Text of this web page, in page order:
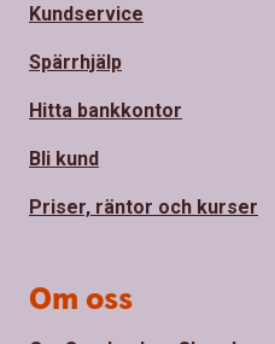
Kundservice
Spärrhjälp
Hitta bankkontor
Bli kund
Priser, räntor och kurser
Om oss